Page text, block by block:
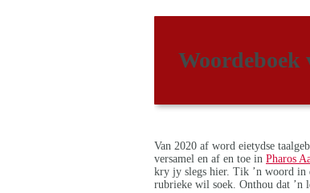
Woordeboek
Van 2020 af word eietydse
versamel en af en toe in Pharos
kry jy slegs hier. Tik ’n woord in
rubrieke wil soek. Onthou dat ’n